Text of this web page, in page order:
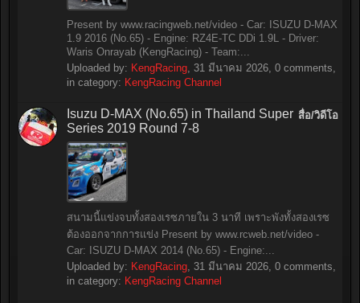
Present by www.racingweb.net/video - Car: ISUZU D-MAX
1.9 2016 (No.65) - Engine: RZ4E-TC DDi 1.9L - Driver:
Waris Onrayab (KengRacing) - Team:...
Uploaded by: KengRacing, 31 มีนาคม 2026, 0 comments,
in category: KengRacing Channel
สื่อ/วิดีโอ
Isuzu D-MAX (No.65) in Thailand Super
Series 2019 Round 7-8
สนามนี้แข่งจบทั้งสองเรซภายใน 3 นาที เพราะพังทั้งสองเรซ
ต้องออกจากการแข่ง Present by www.rcweb.net/video -
Car: ISUZU D-MAX 2014 (No.65) - Engine:...
Uploaded by: KengRacing, 31 มีนาคม 2026, 0 comments,
in category: KengRacing Channel